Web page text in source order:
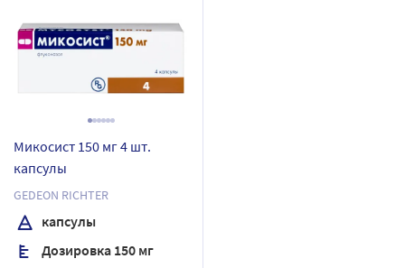
Микосист 150 мг 4 шт.
капсулы
GEDEON RICHTER
капсулы
Дозировка 150 мг